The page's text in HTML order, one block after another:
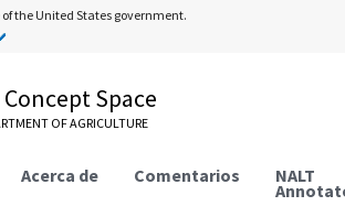
the United States government.
Concept Space
OF AGRICULTURE
Acerca de Comentarios NALT